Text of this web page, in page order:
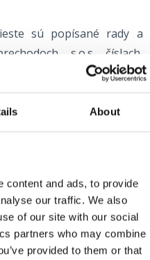
About
content and ads, to provide
our traffic. We also
of our site with our social
partners who may combine
provided to them or that
sú popísané rady a
s.o.s. číslach,
a bankomatoch,
Zistite ako si naplánovať
aké sú možnosti